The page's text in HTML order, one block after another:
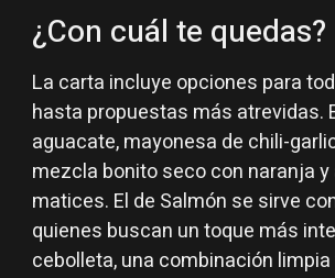
¿Con cuál te quedas?
La carta incluye opciones para
hasta propuestas más atrevidas.
aguacate, mayonesa de chili-
mezcla bonito seco con naranja
matices. El de Salmón se sirve
quienes buscan un toque más
cebolleta, una combinación